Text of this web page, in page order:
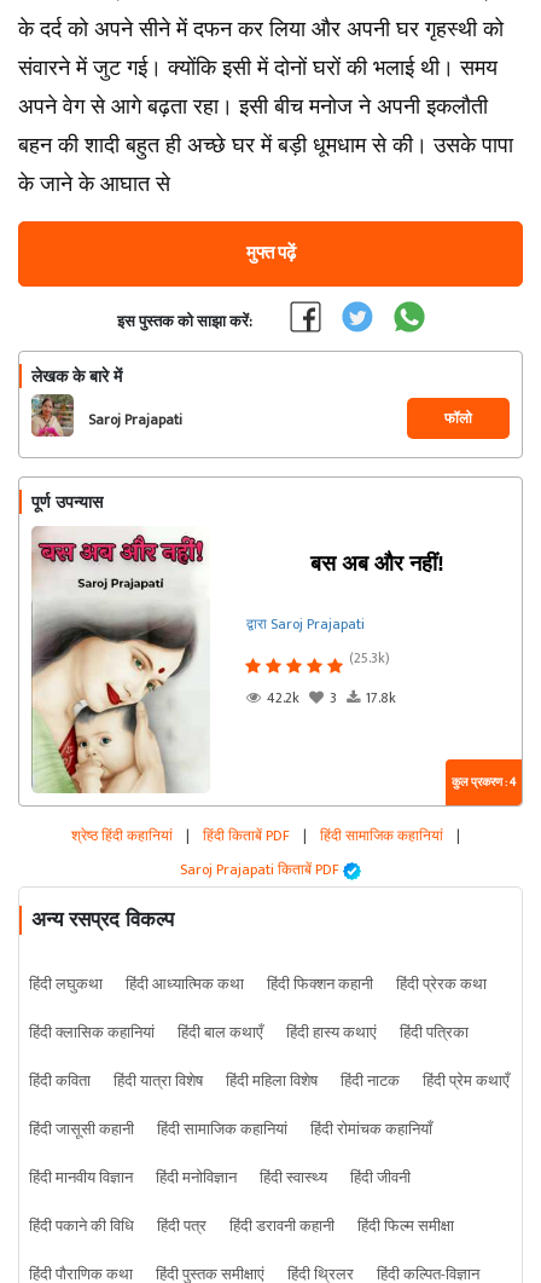
के दर्द को अपने सीने में दफन कर लिया और अपनी घर गृहस्थी को
संवारने में जुट गई। क्योंकि इसी में दोनों घरों की भलाई थी। समय
अपने वेग से आगे बढ़ता रहा। इसी बीच मनोज ने अपनी इकलौती
बहन की शादी बहुत ही अच्छे घर में बड़ी धूमधाम से की। उसके पापा
के जाने के आघात से
मुफ्त पढ़ें
इस पुस्तक को साझा करें:
लेखक के बारे में
Saroj Prajapati फॉलो
पूर्ण उपन्यास
बस अब और नहीं!
द्वारा Saroj Prajapati
(25.3k)
42.2k
3 17.8k
कुल प्रकरण : 4
श्रेष्ठ हिंदी कहानियां | हिंदी किताबें PDF | हिंदी सामाजिक कहानियां |
Saroj Prajapati किताबें PDF
अन्य रसप्रद विकल्प
हिंदी लघुकथा हिंदी आध्यात्मिक कथा हिंदी फिक्शन कहानी
हिंदी प्रेरक कथा
हिंदी क्लासिक कहानियां
हिंदी बाल कथाएँ हिंदी हास्य कथाएं
हिंदी पत्रिका
हिंदी कविता
हिंदी यात्रा विशेष हिंदी महिला विशेष हिंदी नाटक
हिंदी प्रेम कथाएँ
हिंदी जासूसी कहानी
हिंदी सामाजिक कहानियां
हिंदी रोमांचक कहानियाँ
हिंदी मानवीय विज्ञान
हिंदी मनोविज्ञान हिंदी स्वास्थ्य
हिंदी जीवनी
हिंदी पकाने की विधि
हिंदी पत्र हिंदी डरावनी कहानी
हिंदी फिल्म समीक्षा
हिंदी पौराणिक कथा
हिंदी पुस्तक समीक्षाएं हिंदी थ्रिलर हिंदी कल्पित-विज्ञान